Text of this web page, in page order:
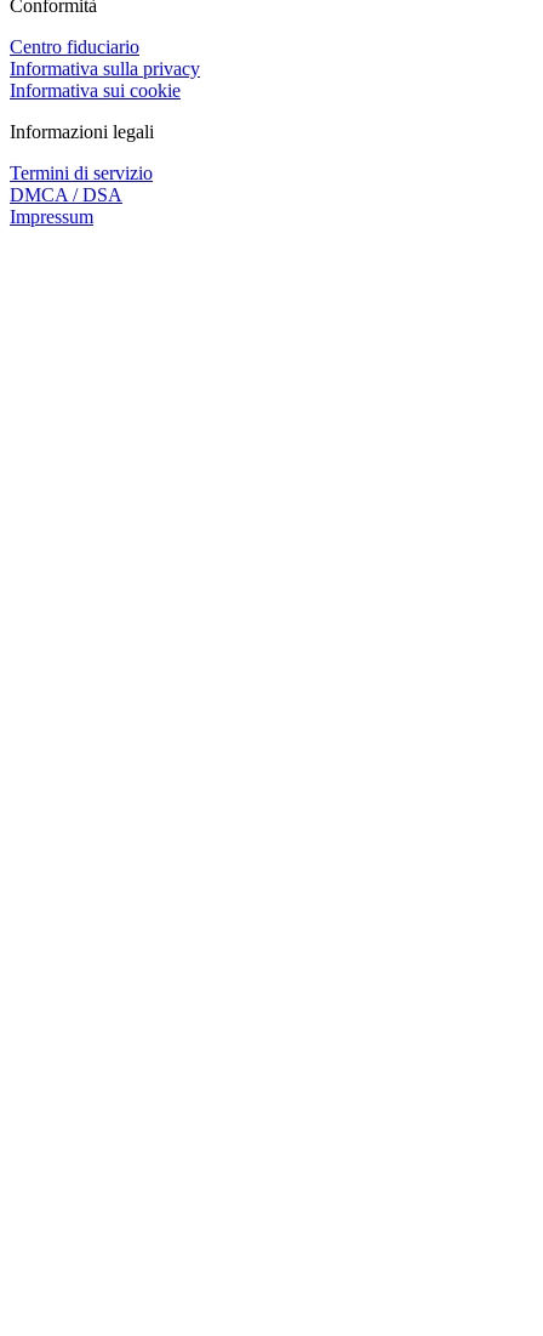
Conformità
Centro fiduciario
Informativa sulla privacy
Informativa sui cookie
Informazioni legali
Termini di servizio
DMCA / DSA
Impressum